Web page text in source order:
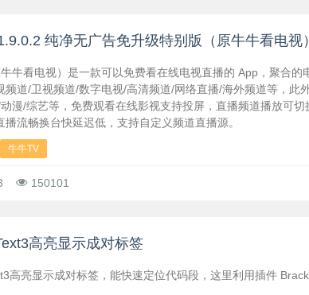
纯净无广告免升级特别版（原牛牛看电视）
牛看电视）是一款可以免费看在线电视直播的 App，聚合的
频道/卫视频道/数字电视/高清频道/网络直播/海外频道等，此
漫/综艺等，免费观看在线影视支持投屏，直播频道播放可切
播流畅换台快延迟低，支持自定义频道直播源。
牛牛TV
150101
高亮显示成对标签
高亮显示成对标签，能快速定位代码段，这里利用插件